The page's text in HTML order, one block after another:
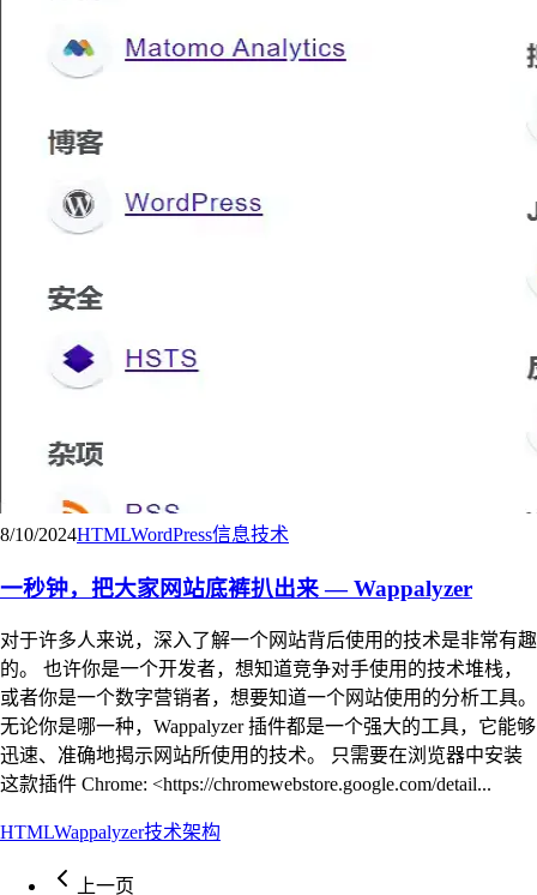
8/10/2024HTMLWordPress信息技术
一秒钟，把大家网站底裤扒出来 — Wappalyzer
对于许多人来说，深入了解一个网站背后使用的技术是非常有趣
的。 也许你是一个开发者，想知道竞争对手使用的技术堆栈，
或者你是一个数字营销者，想要知道一个网站使用的分析工具。
无论你是哪一种，Wappalyzer 插件都是一个强大的工具，它能够
迅速、准确地揭示网站所使用的技术。 只需要在浏览器中安装
这款插件 Chrome: <https://chromewebstore.google.com/detail...
HTMLWappalyzer技术架构
上一页